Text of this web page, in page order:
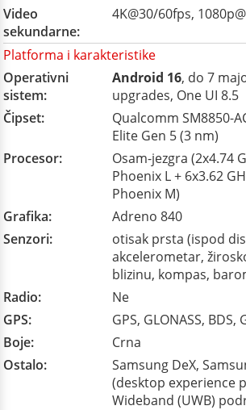
Video
sekundarne:
4K@30/60fps,
Platforma i karakteristike
Operativni
sistem:
Android 16, do 7
upgrades, One UI 8.5
Čipset:
Qualcomm SM8850-
Elite Gen 5 (3 nm)
Procesor:
Osam-jezgra (2x4.74
Phoenix L + 6x3.62
Phoenix M)
Grafika:
Adreno 840
Senzori:
otisak prsta (ispod
akcelerometar,
blizinu, kompas,
Radio:
Ne
GPS:
GPS, GLONASS, BDS,
Boje:
Crna
Ostalo:
Samsung DeX,
(desktop experience
Wideband (UWB)